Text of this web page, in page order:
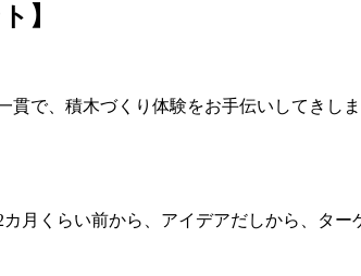
】
で、積木づくり体験をお手伝いしてきしま
月くらい前から、アイデアだしから、タ